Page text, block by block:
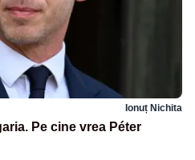
Ionuț Nichita
Pe cine vrea Péter